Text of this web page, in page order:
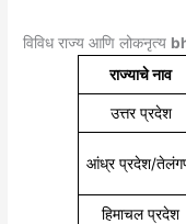
विविध राज्य आणि लोकनृत्य
राज्याचे नाव
उत्तर प्रदेश
आंध्र प्रदेश/
हिमाचल प्रदेश